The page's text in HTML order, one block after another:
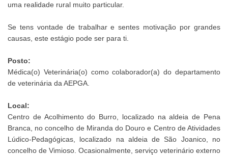
uma realidade rural muito particular.
Se tens vontade de trabalhar e sentes motivação por grandes
causas, este estágio pode ser para ti.
Posto:
Médica(o) Veterinária(o) como colaborador(a) do departamento
de veterinária da AEPGA.
Local:
Centro de Acolhimento do Burro, localizado na aldeia de Pena
Branca, no concelho de Miranda do Douro e Centro de Atividades
Lúdico-Pedagógicas, localizado na aldeia de São Joanico, no
concelho de Vimioso. Ocasionalmente, serviço veterinário externo